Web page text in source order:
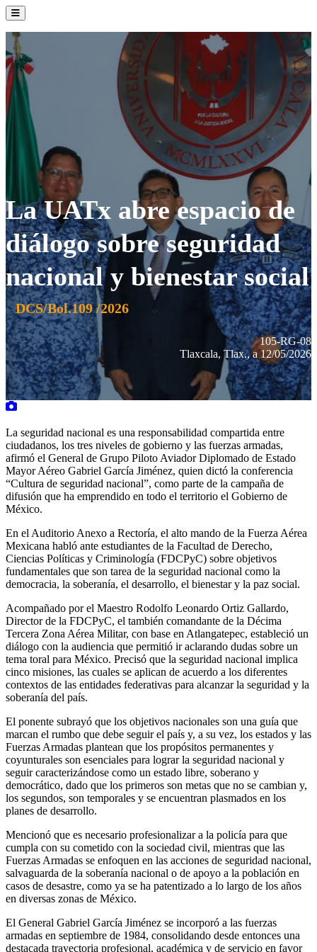
La UATx abre espacio de
diálogo sobre seguridad
nacional y bienestar social
DCS/Bol.109 /2026
105-RG-08
Tlaxcala, Tlax., a 12/05/2026
La seguridad nacional es una responsabilidad compartida entre
ciudadanos, los tres niveles de gobierno y las fuerzas armadas,
afirmó el General de Grupo Piloto Aviador Diplomado de Estado
Mayor Aéreo Gabriel García Jiménez, quien dictó la conferencia
“Cultura de seguridad nacional”, como parte de la campaña de
difusión que ha emprendido en todo el territorio el Gobierno de
México.
En el Auditorio Anexo a Rectoría, el alto mando de la Fuerza Aérea
Mexicana habló ante estudiantes de la Facultad de Derecho,
Ciencias Políticas y Criminología (FDCPyC) sobre objetivos
fundamentales que son tarea de la seguridad nacional como la
democracia, la soberanía, el desarrollo, el bienestar y la paz social.
Acompañado por el Maestro Rodolfo Leonardo Ortiz Gallardo,
Director de la FDCPyC, el también comandante de la Décima
Tercera Zona Aérea Militar, con base en Atlangatepec, estableció un
diálogo con la audiencia que permitió ir aclarando dudas sobre un
tema toral para México. Precisó que la seguridad nacional implica
cinco misiones, las cuales se aplican de acuerdo a los diferentes
contextos de las entidades federativas para alcanzar la seguridad y la
soberanía del país.
El ponente subrayó que los objetivos nacionales son una guía que
marcan el rumbo que debe seguir el país y, a su vez, los estados y las
Fuerzas Armadas plantean que los propósitos permanentes y
coyunturales son esenciales para lograr la seguridad nacional y
seguir caracterizándose como un estado libre, soberano y
democrático, dado que los primeros son metas que no se cambian y,
los segundos, son temporales y se encuentran plasmados en los
planes de desarrollo.
Mencionó que es necesario profesionalizar a la policía para que
cumpla con su cometido con la sociedad civil, mientras que las
Fuerzas Armadas se enfoquen en las acciones de seguridad nacional,
salvaguarda de la soberanía nacional o de apoyo a la población en
casos de desastre, como ya se ha patentizado a lo largo de los años
en diversas zonas de México.
El General Gabriel García Jiménez se incorporó a las fuerzas
armadas en septiembre de 1984, consolidando desde entonces una
destacada trayectoria profesional, académica y de servicio en favor